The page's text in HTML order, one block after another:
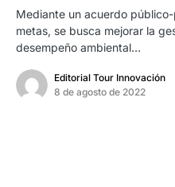
Mediante un acuerdo
metas, se busca mejorar la
desempeño ambiental…
Editorial Tour Innovación
8 de agosto de 2022